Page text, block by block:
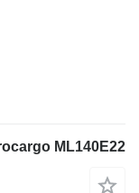
ML140E22